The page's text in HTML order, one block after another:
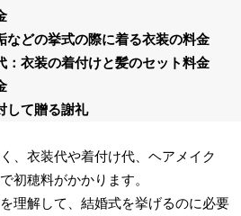
などの挙式の際に着る衣装の料金
：衣装の着付けと髪のセット料金
して贈る謝礼
、衣装代や着付け代、ヘアメイク
初穂料がかかります。
理解して、結婚式を挙げるのに必要